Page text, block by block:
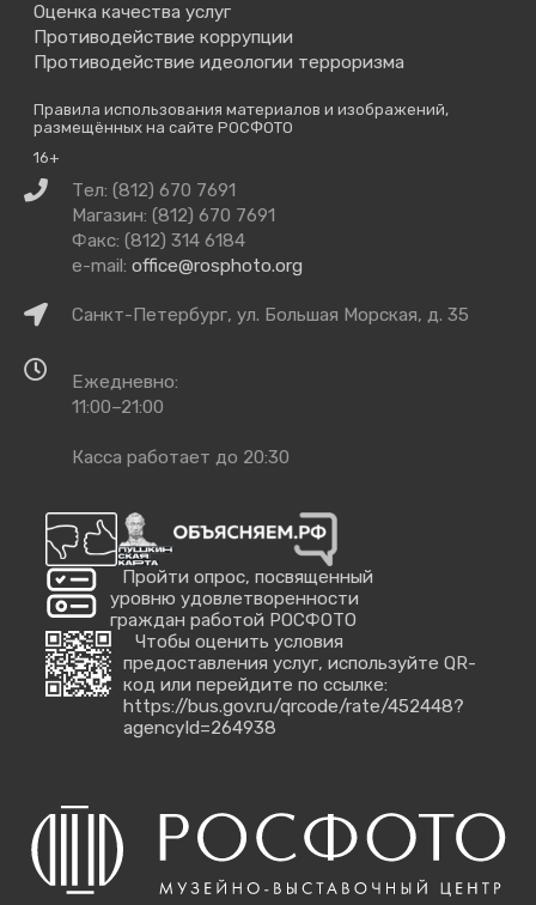
Оценка качества услуг
Противодействие коррупции
Противодействие идеологии терроризма
Правила использования материалов и изображений,
размещённых на сайте РОСФОТО
16+
Связаться
нами
Тел: (812) 670 7691
Магазин: (812) 670 7691
Факс: (812) 314 6184
e-mail: office@rosphoto.org
КакСанкт-Петербург, ул. Большая Морская, д. 35
работы
Ежедневно:
11:00–21:00
Касса работает до 20:30
Пройти опрос, посвященный
уровню удовлетворенности
граждан работой РОСФОТО
Чтобы оценить условия
предоставления услуг, используйте QR-
код или перейдите по ссылке:
https://bus.gov.ru/qrcode/rate/452448?
agencyId=264938